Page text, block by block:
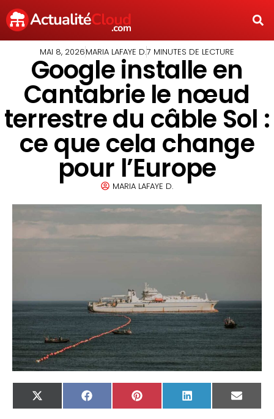
MAI 8, 2026MARIA LAFAYE D.7 MINUTES DE LECTURE
Google installe en
Cantabrie le nœud
terrestre du câble Sol :
ce que cela change
pour l’Europe
MARIA LAFAYE D.
X
(Twitter)
FacebookPinterest LinkedIn
Email